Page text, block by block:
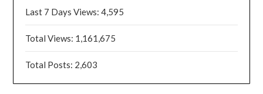
Last 7 Days Views:4,595
Total Views: 1,161,675
Total Posts: 2,603